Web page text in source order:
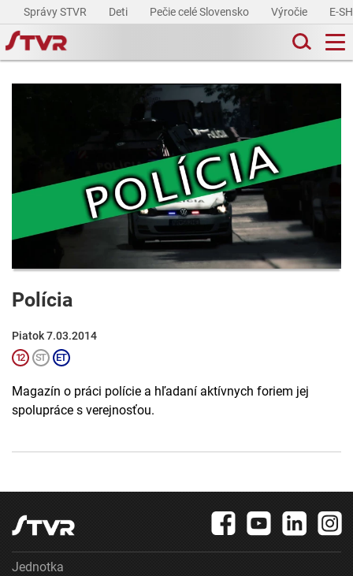
Správy STVR Deti Pečie celé Slovensko Výročie E-
Polícia
Piatok 7.03.2014
Magazín o práci polície a hľadaní aktívnych foriem jej
spolupráce s verejnosťou.
Jednotka